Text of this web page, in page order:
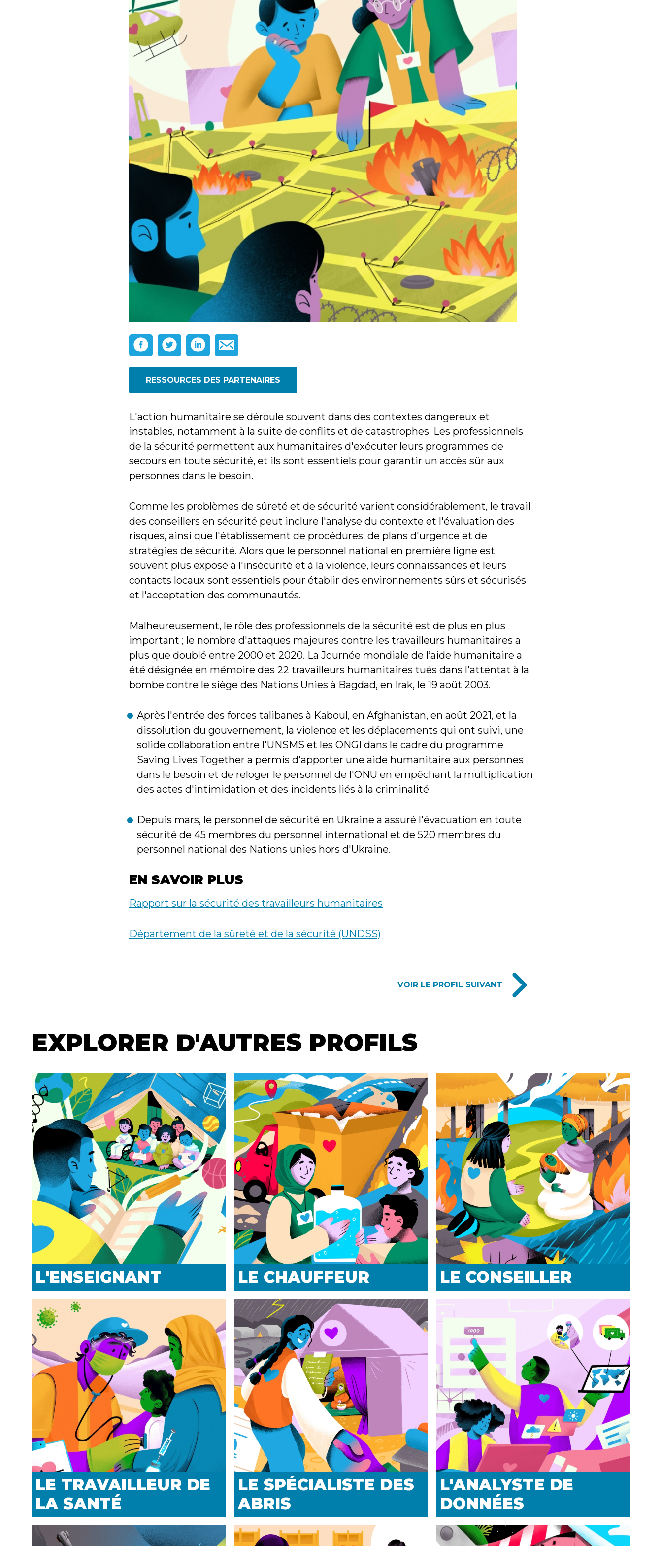
RESSOURCES DES PARTENAIRES
L'action humanitaire se déroule souvent dans des contextes dangereux et
instables, notamment à la suite de conflits et de catastrophes. Les professionnels
de la sécurité permettent aux humanitaires d'exécuter leurs programmes de
secours en toute sécurité, et ils sont essentiels pour garantir un accès sûr aux
personnes dans le besoin.
Comme les problèmes de sûreté et de sécurité varient considérablement, le travail
des conseillers en sécurité peut inclure l'analyse du contexte et l'évaluation des
risques, ainsi que l'établissement de procédures, de plans d'urgence et de
stratégies de sécurité. Alors que le personnel national en première ligne est
souvent plus exposé à l'insécurité et à la violence, leurs connaissances et leurs
contacts locaux sont essentiels pour établir des environnements sûrs et sécurisés
et l'acceptation des communautés.
Malheureusement, le rôle des professionnels de la sécurité est de plus en plus
important ; le nombre d'attaques majeures contre les travailleurs humanitaires a
plus que doublé entre 2000 et 2020. La Journée mondiale de l’aide humanitaire a
été désignée en mémoire des 22 travailleurs humanitaires tués dans l'attentat à la
bombe contre le siège des Nations Unies à Bagdad, en Irak, le 19 août 2003.
Après l'entrée des forces talibanes à Kaboul, en Afghanistan, en août 2021, et la
dissolution du gouvernement, la violence et les déplacements qui ont suivi, une
solide collaboration entre l'UNSMS et les ONGI dans le cadre du programme
Saving Lives Together a permis d'apporter une aide humanitaire aux personnes
dans le besoin et de reloger le personnel de l'ONU en empêchant la multiplication
des actes d'intimidation et des incidents liés à la criminalité.
Depuis mars, le personnel de sécurité en Ukraine a assuré l'évacuation en toute
sécurité de 45 membres du personnel international et de 520 membres du
personnel national des Nations unies hors d'Ukraine.
EN SAVOIR PLUS
Rapport sur la sécurité des travailleurs humanitaires
Département de la sûreté et de la sécurité (UNDSS)
LINKS
VOIR LE PROFIL SUIVANT
EXPLORER D'AUTRES PROFILS
EXPLORE
MORE
PROFILES
L'ENSEIGNANT LE CHAUFFEUR LE CONSEILLER
LE TRAVAILLEUR DE
LA SANTÉ
LE SPÉCIALISTE DES
ABRIS
L'ANALYSTE DE
DONNÉES